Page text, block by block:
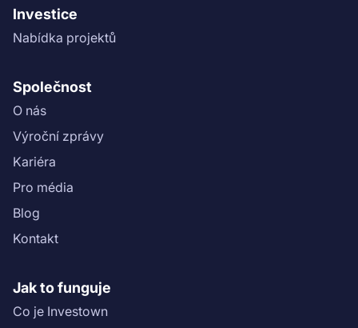
Investice
Nabídka projektů
Společnost
O nás
Výroční zprávy
Kariéra
Pro média
Blog
Kontakt
Jak to funguje
Co je Investown